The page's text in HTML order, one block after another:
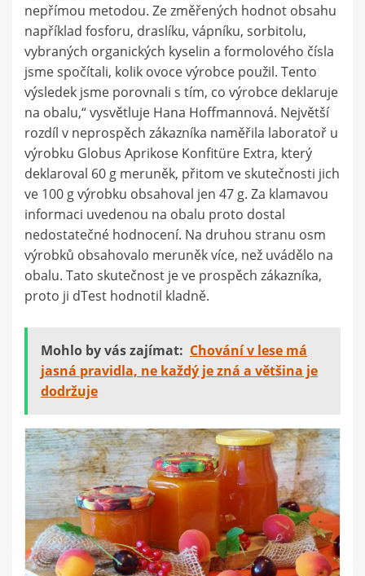
nepřímou metodou. Ze změřených hodnot obsahu
například fosforu, draslíku, vápníku, sorbitolu,
vybraných organických kyselin a formolového čísla
jsme spočítali, kolik ovoce výrobce použil. Tento
výsledek jsme porovnali s tím, co výrobce deklaruje
na obalu,“ vysvětluje Hana Hoffmannová. Největší
rozdíl v neprospěch zákazníka naměřila laboratoř u
výrobku Globus Aprikose Konfitüre Extra, který
deklaroval 60 g meruněk, přitom ve skutečnosti jich
ve 100 g výrobku obsahoval jen 47 g. Za klamavou
informaci uvedenou na obalu proto dostal
nedostatečné hodnocení. Na druhou stranu osm
výrobků obsahovalo meruněk více, než uvádělo na
obalu. Tato skutečnost je ve prospěch zákazníka,
proto ji dTest hodnotil kladně.
Mohlo by vás zajímat: Chování v lese má
jasná pravidla, ne každý je zná a většina je
dodržuje